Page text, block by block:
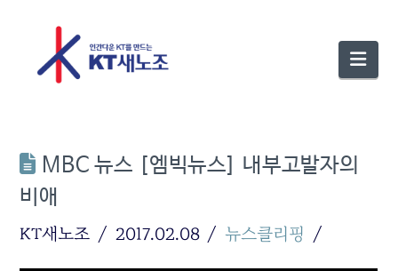
MBC 뉴스 [엠빅뉴스] 내부고발자의
비애
KT새노조 2017.02.08 뉴스클리핑